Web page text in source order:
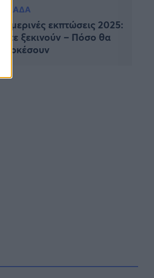
ΕΛΛΑΔΑ
Χειμερινές εκπτώσεις 2025:
Πότε ξεκινούν – Πόσο θα
διαρκέσουν